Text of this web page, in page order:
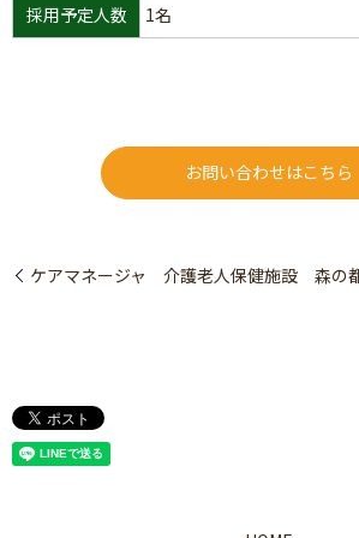
採用予定人数
1名
お問い合わせはこちら
ケアマネージャ 介護老人保健施設 森の